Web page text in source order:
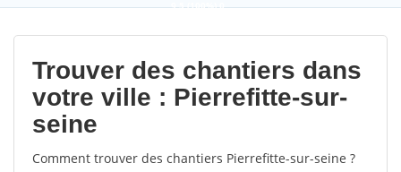
9,5(100%)0
votes
Trouver des chantiers dans
votre ville : Pierrefitte-sur-
seine
Comment trouver des chantiers Pierrefitte-sur-seine ?